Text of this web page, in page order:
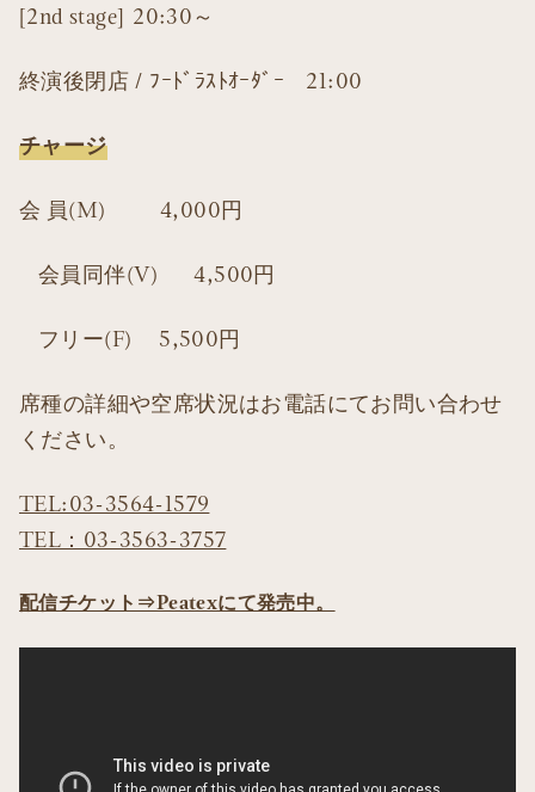
[2nd stage] 20:30～
終演後閉店 / ﾌｰﾄﾞﾗｽﾄｵｰﾀﾞｰ 21:00
チャージ
会 員(M) 4,000円
会員同伴(V) 4,500円
フリー(F) 5,500円
席種の詳細や空席状況はお電話にてお問い合わせ
ください。
TEL:03-3564-1579
TEL：03-3563-3757
配信チケット⇒Peatexにて発売中。